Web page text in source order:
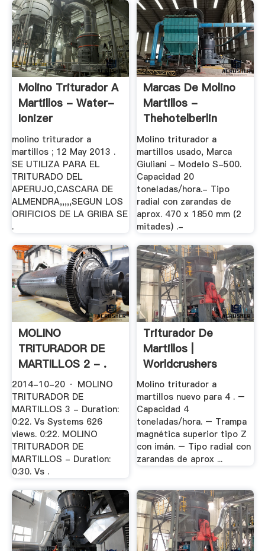
Molino Triturador A
Martillos - Water-
Ionizer
molino triturador a
martillos ; 12 May 2013 .
SE UTILIZA PARA EL
TRITURADO DEL
APERUJO,CASCARA DE
ALMENDRA,,,,,SEGUN LOS
ORIFICIOS DE LA GRIBA SE
.
Marcas De Molino
Martillos -
Thehotelberlin
Molino triturador a
martillos usado, Marca
Giuliani - Modelo S-500.
Capacidad 20
toneladas/hora.- Tipo
radial con zarandas de
aprox. 470 x 1850 mm (2
mitades) .-
MOLINO
TRITURADOR DE
MARTILLOS 2 - .
2014-10-20 · MOLINO
TRITURADOR DE
MARTILLOS 3 - Duration:
0:22. Vs Systems 626
views. 0:22. MOLINO
TRITURADOR DE
MARTILLOS - Duration:
0:30. Vs .
Triturador De
Martillos |
Worldcrushers
Molino triturador a
martillos nuevo para 4 . –
Capacidad 4
toneladas/hora. – Trampa
magnética superior tipo Z
con imán. – Tipo radial con
zarandas de aprox ...